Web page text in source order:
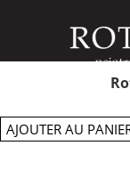
AJOUTER AU